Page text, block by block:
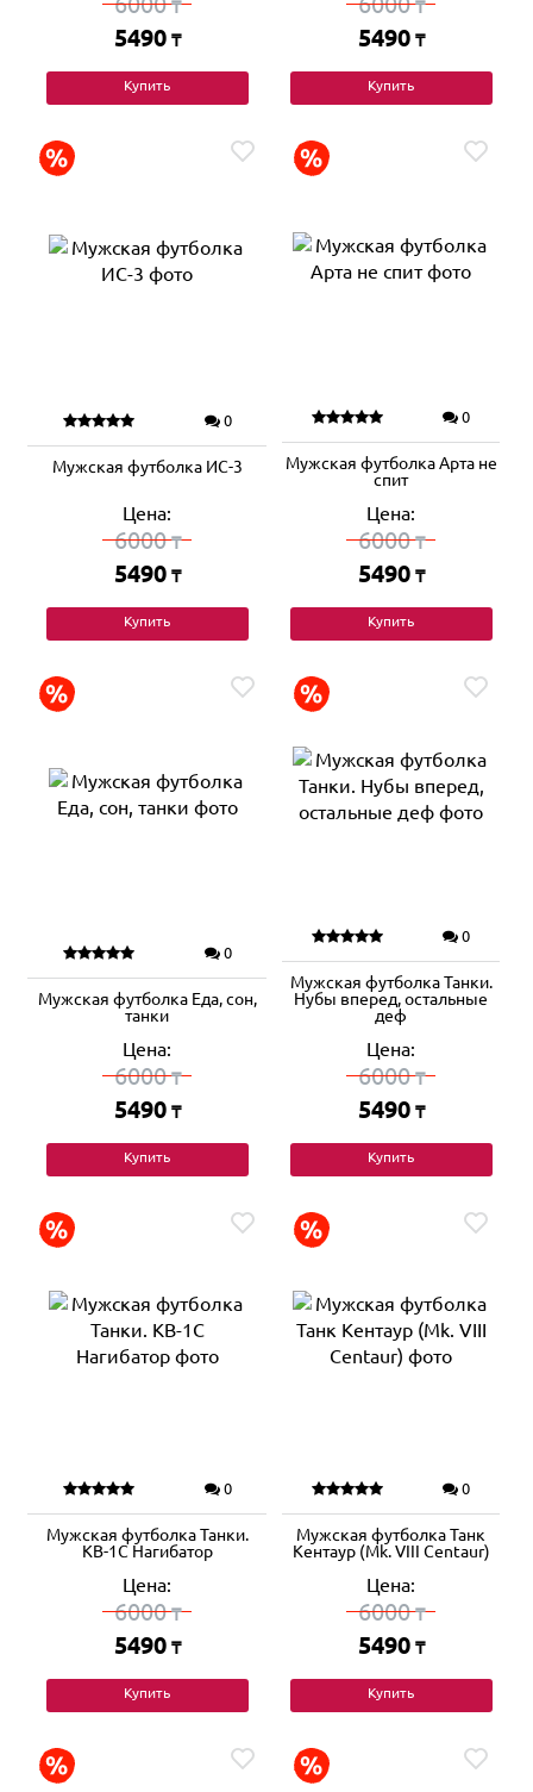
₸
5490 ₸
Купить
₸
5490 ₸
Купить
0
Мужская футболка ИС-3
Цена:
6000₸
5490 ₸
Купить
0
Мужская футболка Арта не
спит
Цена:
6000₸
5490 ₸
Купить
0
Мужская футболка Еда, сон,
танки
Цена:
6000₸
5490 ₸
Купить
0
Мужская футболка Танки.
Нубы вперед, остальные
деф
Цена:
6000₸
5490 ₸
Купить
0
Мужская футболка Танки.
КВ-1С Нагибатор
Цена:
6000₸
5490 ₸
Купить
0
Мужская футболка Танк
Кентаур (Mk. VIII Centaur)
Цена:
6000₸
5490 ₸
Купить